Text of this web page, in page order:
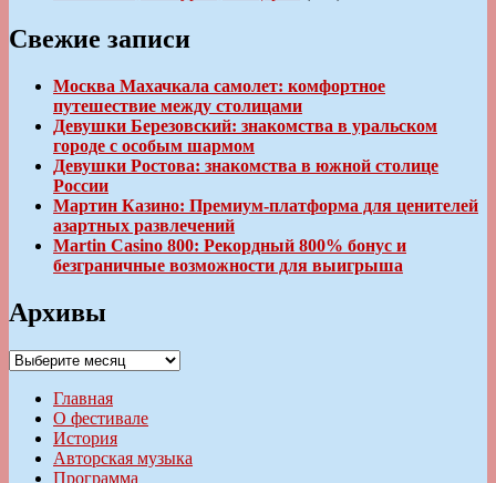
Свежие записи
Москва Махачкала самолет: комфортное
путешествие между столицами
Девушки Березовский: знакомства в уральском
городе с особым шармом
Девушки Ростова: знакомства в южной столице
России
Мартин Казино: Премиум-платформа для ценителей
азартных развлечений
Martin Casino 800: Рекордный 800% бонус и
безграничные возможности для выигрыша
Архивы
Архивы
Главная
О фестивале
История
Авторская музыка
Программа